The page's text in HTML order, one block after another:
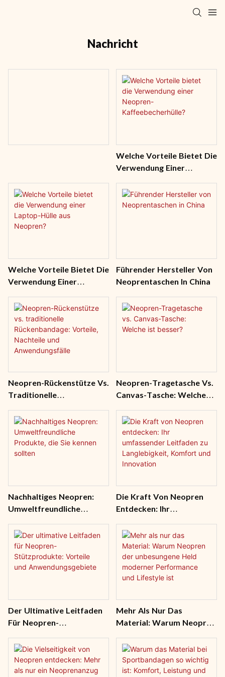
Nachricht
Welche Vorteile Bietet Die
Verwendung Einer
Kaffeebecherhülle?
Welche Vorteile Bietet Die
Verwendung Einer
Neopren?
Führender Hersteller Von
Neoprentaschen In China
Neopren-Rückenstütze Vs.
Traditionelle
Nachteile Und
Anwendungsfälle
Neopren-Tragetasche Vs.
Canvas-Tasche: Welche
Nachhaltiges Neopren:
Umweltfreundliche
Sollten
Die Kraft Von Neopren
Entdecken: Ihr
Zu Langlebigkeit, Komfort
Und Innovation
Der Ultimative Leitfaden
Für Neopren-
Und Anwendungsgebiete
Mehr Als Nur Das
Material: Warum Neopren
Moderner Performance
Und Lifestyle Ist